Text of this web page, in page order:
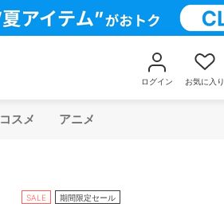
ログイン お気に入り
コスメ アニメ
SALE 期間限定セール